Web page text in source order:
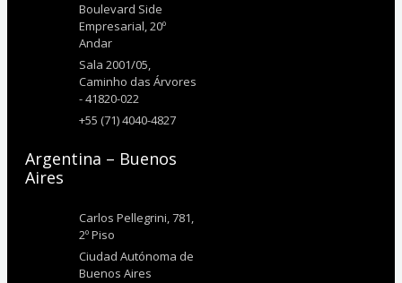
Boulevard Side
Empresarial, 20º
Andar
Sala 2001/05,
Caminho das Árvores
- 41820-022
+55 (71) 4040-4827
Argentina – Buenos
Aires
Carlos Pellegrini, 781,
2º Piso
Ciudad Autónoma de
Buenos Aires